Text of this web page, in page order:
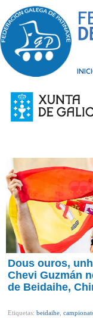
Dous ouros,
Chevi Guzmán
de Beidaihe,
Etiquetas: beidaihe